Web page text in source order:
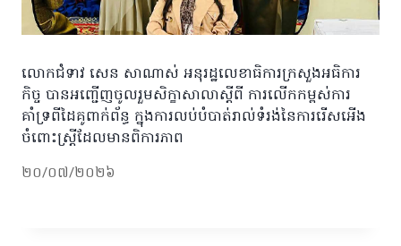
លោកជំទាវ សេន សាណាស់ អនុរដ្ឋលេខាធិការក្រសួងអធិការ
កិច្ច បានអញ្ជើញចូលរួមសិក្ខាសាលាស្តីពី ការលើកកម្ពស់ការ
គាំទ្រពីដៃគូពាក់ព័ន្ធ ក្នុងការលប់បំបាត់រាល់ទំរង់នៃការរើសអើង
ចំពោះស្ត្រីដែលមានពិការភាព
២០/០៧/២០២៦